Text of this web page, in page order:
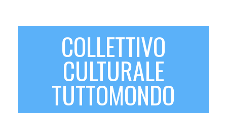
COLLETTIVO
CULTURALE
TUTTOMONDO